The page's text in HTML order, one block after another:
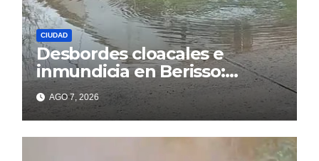
CIUDAD
Desbordes cloacales e
inmundicia en Berisso:
colapso de la red en la calle
14AGO 7, 2026